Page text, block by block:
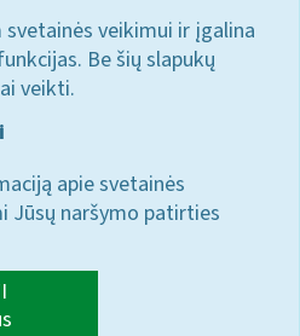
veikimui ir įgalina
Be šių slapukų
veikti.
apie svetainės
Jūsų naršymo patirties